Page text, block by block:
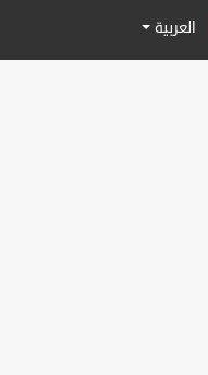
العربية